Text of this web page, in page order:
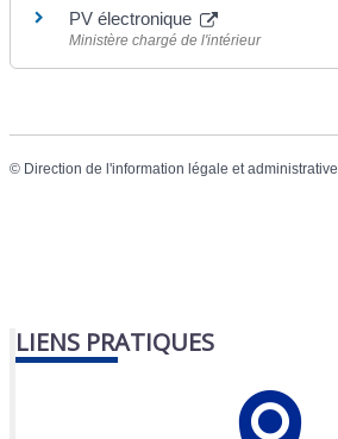
PV électronique
Ministère chargé de l'intérieur
© Direction de l'information légale et administrative
LIENS PRATIQUES